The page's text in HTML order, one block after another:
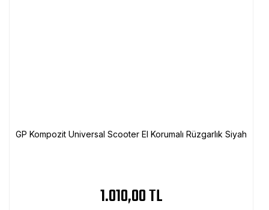
GP Kompozit Universal Scooter El Korumalı Rüzgarlık Siyah
1.010,00 TL